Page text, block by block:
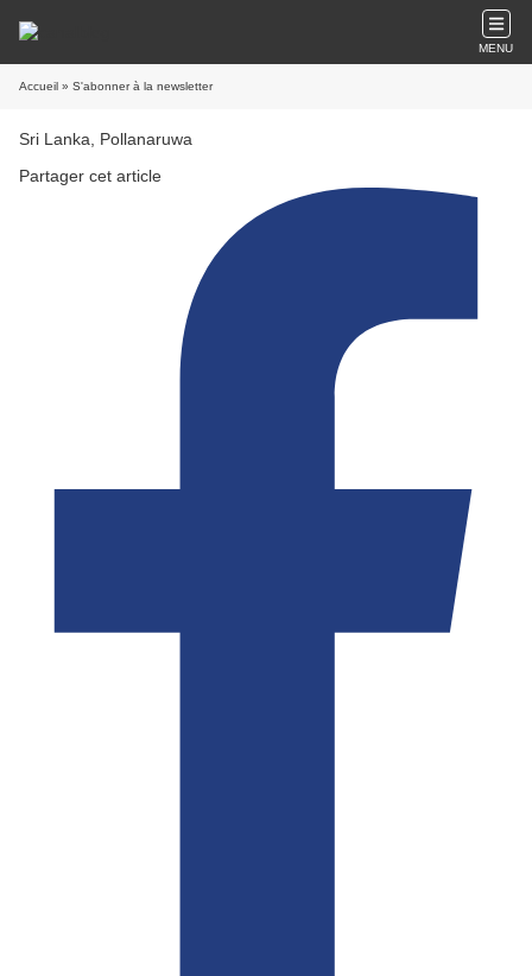
MENU
Accueil » S'abonner à la newsletter
Sri Lanka, Pollanaruwa
Partager cet article